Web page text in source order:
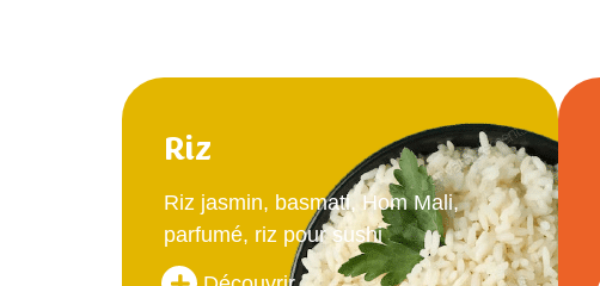
Riz
Riz jasmin, basmati, Hom Mali,
parfumé, riz pour sushi